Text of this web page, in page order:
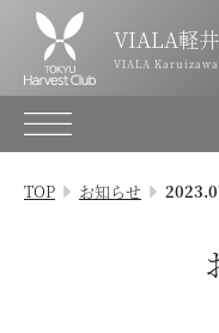
VIALA軽
VIALA
VIALA軽井沢
creek/garden
VIALA Karuizawa Retreat
VIALA軽井沢Retreat creek
VIALA軽井沢Retreat
TOP お知らせ